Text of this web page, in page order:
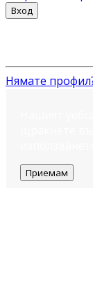
Вход
Нямате
Приемам